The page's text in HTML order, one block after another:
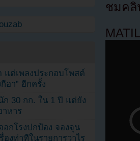
ชมคลิ
แต่เพลงประกอบโพสต์
ฮา” อีกครั้ง
30 กก. ใน 1 ปี แต่ยัง
หาร
อกโรงปกป้อง จองจุน
งท่าทีในรายการวาไร